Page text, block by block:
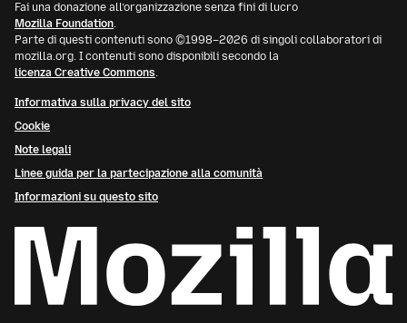
Fai una donazione all’organizzazione senza fini di lucro
Mozilla Foundation.
Parte di questi contenuti sono ©1998–2026 di singoli collaboratori di
mozilla.org. I contenuti sono disponibili secondo la
licenza Creative Commons.
Informativa sulla privacy del sito
Cookie
Note legali
Linee guida per la partecipazione alla comunità
Informazioni su questo sito